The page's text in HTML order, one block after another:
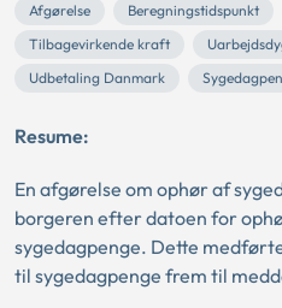
Afgørelse Beregningstidspunkt
Tilbagevirkende kraft
Udbetaling Danmark
Resume:
En afgørelse om ophør af
borgeren efter datoen for
sygedagpenge. Dette
til sygedagpenge frem til